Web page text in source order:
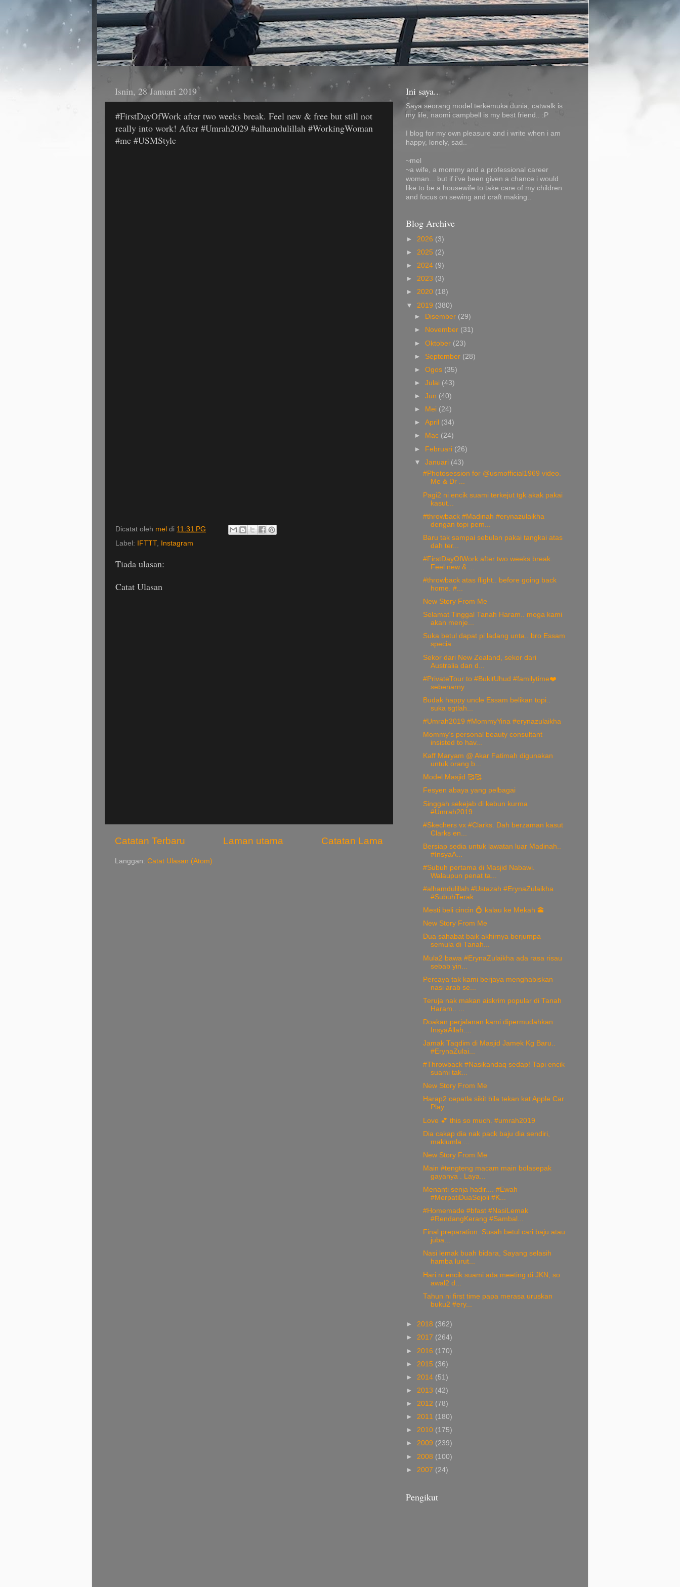
Isnin, 28 Januari 2019
#FirstDayOfWork after two weeks break. Feel new & free but still not
really into work! After #Umrah2029 #alhamdulillah #WorkingWoman
#me #USMStyle
Dicatat oleh mel di 11:31 PG
Label:
IFTTT, Instagram
Tiada ulasan:
Catat Ulasan
Catatan Terbaru Catatan Lama
Laman utama
Langgan: Catat Ulasan (Atom)
Ini saya..
Saya seorang model terkemuka dunia, catwalk is
my life, naomi campbell is my best friend.. :P
I blog for my own pleasure and i write when i am
happy, lonely, sad..
~mel
~a wife, a mommy and a professional career
woman... but if i've been given a chance i would
like to be a housewife to take care of my children
and focus on sewing and craft making..
Blog Archive
► 2026 (3)
► 2025 (2)
► 2024 (9)
► 2023 (3)
► 2020 (18)
▼ 2019 (380)
►
Disember (29)
►
November (31)
►Oktober (23)
► September (28)
►Ogos (35)
►Julai (43)
►Jun (40)
►
Mei (24)
►April (34)
►
Mac (24)
► Februari (26)
▼Januari (43)
#Photosession for @usmofficial1969 video.
Me & Dr ...
Pagi2 ni encik suami terkejut tgk akak pakai
kasut...
#throwback #Madinah #erynazulaikha
dengan topi pem...
Baru tak sampai sebulan pakai tangkai atas
dah ter...
#FirstDayOfWork after two weeks break.
Feel new & ...
#throwback atas flight.. before going back
home. #...
New Story From Me
Selamat Tinggal Tanah Haram.. moga kami
akan menje...
Suka betul dapat pi ladang unta.. bro Essam
specia...
Sekor dari New Zealand, sekor dari
Australia dan d...
#PrivateTour to #BukitUhud #familytime❤️
sebenarny...
Budak happy uncle Essam belikan topi..
suka sgtlah...
#Umrah2019 #MommyYina #erynazulaikha
Mommy’s personal beauty consultant
insisted to hav...
Kaff Maryam @ Akar Fatimah digunakan
untuk orang b...
Model Masjid 🥰🥰
Fesyen abaya yang pelbagai
Singgah sekejab di kebun kurma
#Umrah2019
#Skechers vx #Clarks. Dah berzaman kasut
Clarks en...
Bersiap sedia untuk lawatan luar Madinah..
#InsyaA...
#Subuh pertama di Masjid Nabawi.
Walaupun penat ta...
#alhamdulillah #Ustazah #ErynaZulaikha
#SubuhTerak...
Mesti beli cincin 💍 kalau ke Mekah 🕋
New Story From Me
Dua sahabat baik akhirnya berjumpa
semula di Tanah...
Mula2 bawa #ErynaZulaikha ada rasa risau
sebab yin...
Percaya tak kami berjaya menghabiskan
nasi arab se...
Teruja nak makan aiskrim popular di Tanah
Haram.. ...
Doakan perjalanan kami dipermudahkan..
InsyaAllah....
Jamak Taqdim di Masjid Jamek Kg Baru..
#ErynaZulai...
#Throwback #Nasikandaq sedap! Tapi encik
suami tak...
New Story From Me
Harap2 cepatla sikit bila tekan kat Apple Car
Play...
Love 💕 this so much. #umrah2019
Dia cakap dia nak pack baju dia sendiri,
maklumla ...
New Story From Me
Main #tengteng macam main bolasepak
gayanya . Laya...
Menanti senja hadir.... #Ewah
#MerpatiDuaSejoli #K...
#Homemade #bfast #NasiLemak
#RendangKerang #Sambal...
Final preparation. Susah betul cari baju atau
juba...
Nasi lemak buah bidara, Sayang selasih
hamba lurut...
Hari ni encik suami ada meeting di JKN, so
awal2 d...
Tahun ni first time papa merasa uruskan
buku2 #ery...
► 2018 (362)
► 2017 (264)
► 2016 (170)
► 2015 (36)
► 2014 (51)
► 2013 (42)
► 2012 (78)
► 2011 (180)
► 2010 (175)
► 2009 (239)
► 2008 (100)
► 2007 (24)
Pengikut